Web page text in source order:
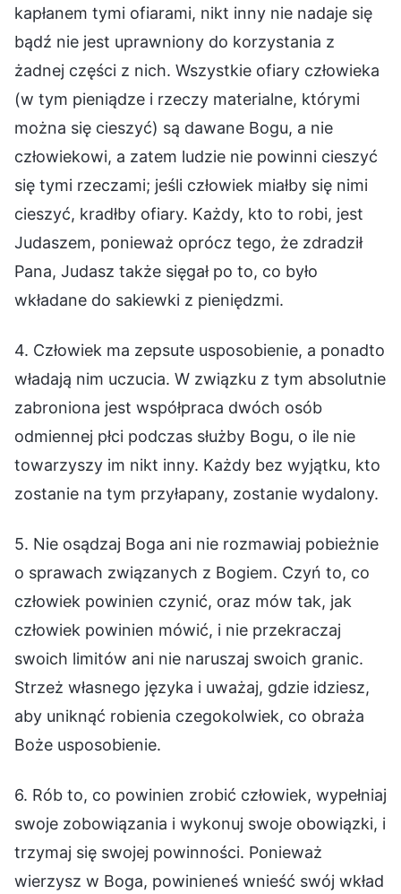
kapłanem tymi ofiarami, nikt inny nie nadaje się
bądź nie jest uprawniony do korzystania z
żadnej części z nich. Wszystkie ofiary człowieka
(w tym pieniądze i rzeczy materialne, którymi
można się cieszyć) są dawane Bogu, a nie
człowiekowi, a zatem ludzie nie powinni cieszyć
się tymi rzeczami; jeśli człowiek miałby się nimi
cieszyć, kradłby ofiary. Każdy, kto to robi, jest
Judaszem, ponieważ oprócz tego, że zdradził
Pana, Judasz także sięgał po to, co było
wkładane do sakiewki z pieniędzmi.
4. Człowiek ma zepsute usposobienie, a ponadto
władają nim uczucia. W związku z tym absolutnie
zabroniona jest współpraca dwóch osób
odmiennej płci podczas służby Bogu, o ile nie
towarzyszy im nikt inny. Każdy bez wyjątku, kto
zostanie na tym przyłapany, zostanie wydalony.
5. Nie osądzaj Boga ani nie rozmawiaj pobieżnie
o sprawach związanych z Bogiem. Czyń to, co
człowiek powinien czynić, oraz mów tak, jak
człowiek powinien mówić, i nie przekraczaj
swoich limitów ani nie naruszaj swoich granic.
Strzeż własnego języka i uważaj, gdzie idziesz,
aby uniknąć robienia czegokolwiek, co obraża
Boże usposobienie.
6. Rób to, co powinien zrobić człowiek, wypełniaj
swoje zobowiązania i wykonuj swoje obowiązki, i
trzymaj się swojej powinności. Ponieważ
wierzysz w Boga, powinieneś wnieść swój wkład